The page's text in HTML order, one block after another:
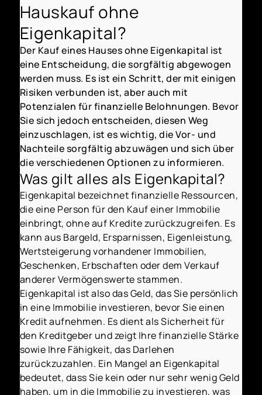
Hauskauf ohne
Eigenkapital?
Der Kauf eines Hauses ohne Eigenkapital ist
eine Entscheidung, die sorgfältig abgewogen
werden muss. Es ist ein Schritt, der mit einigen
Risiken verbunden ist, aber auch mit
Potenzialen für finanzielle Belohnungen. Bevor
Sie sich jedoch entscheiden, diesen Weg
einzuschlagen, ist es wichtig, die Vor- und
Nachteile sorgfältig abzuwägen und sich über
die verschiedenen Optionen zu informieren.
Was gilt alles als Eigenkapital?
Eigenkapital bezeichnet finanzielle Ressourcen,
die eine Person für den Kauf einer Immobilie
einbringt, ohne auf Kredite zurückzugreifen. Es
kann aus Bargeld, Ersparnissen, Eigenleistung,
Wertsteigerung vorhandener Immobilien,
Geschenken, Erbschaften oder dem Verkauf
anderer Vermögenswerte stammen.
Eigenkapital ist also das Geld, das Sie persönlich
in eine Immobilie investieren, bevor Sie einen
Kredit aufnehmen. Es dient als Sicherheit für
den Kreditgeber und zeigt Ihre finanzielle Stärke
sowie Ihre Fähigkeit, das Darlehen
zurückzuzahlen. Ein Mangel an Eigenkapital
bedeutet, dass Sie kein oder nur sehr wenig Geld
haben, um in die Immobilie zu investieren, was